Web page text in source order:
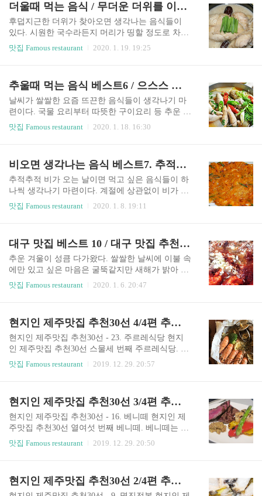
안 정성으로 끓인 육수를 사용하기 때문에 더욱 맛
이 좋다고 한다. 여러 가지 재료..
다. 강원도는 속초와 강릉, 춘천을 비롯한 다양한
여행지가 있는데 오늘은 속초 여행을 위한 속초의
맛집에 대해 알아보도록 하겠다. 속초 맛집 베스트
10. 속초 맛집 베스트 10 - 1. 야삼정식당 속초 맛집
베스트 10 첫 번째 야삼정식당. 야삼정식당은 훌륭
에 잘 말린 장치를 조림의 형태로 만들어 낸 음식인
장치찜. ..
더울때 먹는 음식 / 무더운 더위를 이겨낼 맛있는 음식 추천
후덥지근한 더위가 찾아오면 생각나는 음식들이
있다. 시원한 국수라든지 머리가 띵할 정도로 차가
운 아이스크림과 빙수 등 등줄기를 타고 내려오는
하자. 더울 때 먹는 음식 - 1. 삼계탕 더울 때 먹는
음식 첫 번째 삼계탕. 이열치열이라는 말이 있듯이
여름에 더욱 불티나게 팔리는 뜨거운 음식인 삼계
탕. 여름에는 초복, 중복, 말복 이렇게 세 번의 절기
가 돌아온다. 이날에는 각종 몸에 좋은 보신탕들을
로 된 몸보신을 할 수 있게 해준다. 대추부터 인삼,
계피 등 몸에 ..
맛집 Famous restaurant 2020. 1. 19. 19:25
추울때 먹는 음식 베스트6 / 으스스 추운 날 더욱 생각나는 음식들
날씨가 쌀쌀한 요즘 뜨끈한 음식들이 생각나기 마
련이다. 국물 요리부터 따뜻한 구이요리 등 추운 겨
울철에 먹으면 더욱 맛있는 음식들이 있다. 쌀쌀해
해 글을 쓰고자 한다. 추운 겨울에 먹으면 더욱 맛
있는 음식들을 소개하겠다. 추울 때 먹는 음식 - 1.
알탕 추울 때 먹는 음식 첫 번째 알탕. 알탕은 생선
속의 꽉 찬 알과 고니라고 불리는 내장을 넣어 끓인
매운탕이다. 많은 사람들이 알탕 속에 들어있는 쭈
의 장기로 흔히 애간장이 녹는다, 애가 탄다의 애가
바로 그..
맛집 Famous restaurant 2020. 1. 18. 16:30
비오면 생각나는 음식 베스트7. 추적추적 비오는 날 먹고 싶은 음식들
추적추적 비가 오는 날이면 먹고 싶은 음식들이 하
나씩 생각나기 마련이다. 계절에 상관없이 비가 오
는 날이면 생각나는 음식들에 대해 정리해보도록
때면 누구나 떠올리는 음식인 김치부침개. 김치부
침개 뿐만 아니라 맛있는 파전과 함께 막걸리 한 잔
이 생각이 날 것이다. 잘 익은 묵은지를 사용해 부
침개가루와 밀가루를 섞어 후라이팬에 부치기만
하면 맛볼 수 있는 간단한 음식인 김치부침개는 일
각나는 음식 - 2. 감자전 비 오면 생각나는 음식 두
번째 감자전. ..
맛집 Famous restaurant 2020. 1. 8. 19:11
대구 맛집 베스트 10 / 대구 맛집 추천 / 대구 맛집 필수 코스
추운 겨울이 성큼 다가왔다. 쌀쌀한 날씨에 이불 속
에만 있고 싶은 마음은 굴뚝같지만 새해가 밝아 평
소와는 다른 마음가짐으로 어디론가 멀리 훌쩍 떠
보자. 오늘은 대구 맛집 베스트 10에 대해 글을 쓰
고자 한다. 대구 맛집 베스트 10 - 1. 진미식육식당
대구 맛집 베스트 10 첫 번째 진미식육식당. 백종원
의 3대천왕에도 출연할 만큼 맛집으로 전국에 소문
나 있는 대구 맛집 진미식육식당. 대구는 막창과 대
육식당의 대표메뉴는 대창전골이다. 단일 메뉴이
지만 탄탄한 맛의 ..
맛집 Famous restaurant 2020. 1. 6. 20:47
현지인 제주맛집 추천30선 4/4편 추운 겨울 제주로 떠나는 맛집 여행
현지인 제주맛집 추천30선 - 23. 주르레식당 현지
인 제주맛집 추천30선 스물세 번째 주르레식당. 주
르레식당은 홀 서빙 없이 셰프 홀로 운영하는 소규
을 양껏 넣어 쪄낸 푸알레와 당근수프, 오늘의 파스
타가 있다. 주르레식당의 특징은 도자기로 만든 식
기를 사용한다는 점인데, 이 식기들은 담화헌의 것
들을 사용했다고 하니 빈티지한 느낌이 물씬 난다
고 한다. 현지인 제주맛집 추천30선 - 24. 후거키친
위치한 덴마크 식당이다. 북유럽 감성으로 함빡 꾸
민 가게는 1층은 식당,..
맛집 Famous restaurant 2019. 12. 29. 20:57
현지인 제주맛집 추천30선 3/4편 추운 겨울 제주로 떠나는 맛집 여행
현지인 제주맛집 추천30선 - 16. 베니떼 현지인 제
주맛집 추천30선 열여섯 번째 베니떼. 베니떼는 스
테이크와 파스타, 샐러드 등 주로 양식을 판매하는
다. 인기에 비해 가게가 비교적 협소하기 때문에 미
맛집 Famous restaurant 2019. 12. 29. 20:50
현지인 제주맛집 추천30선 2/4편 추운 겨울 제주로 떠나는 맛집 여행2